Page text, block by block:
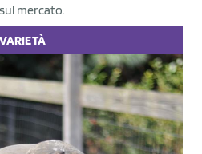
mercato.
VARIETÀ